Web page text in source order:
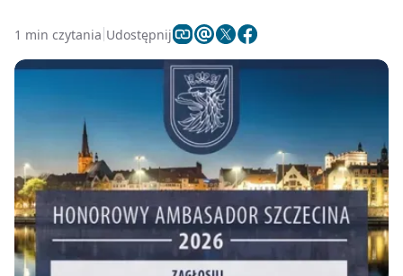
1 min czytania Udostępnij